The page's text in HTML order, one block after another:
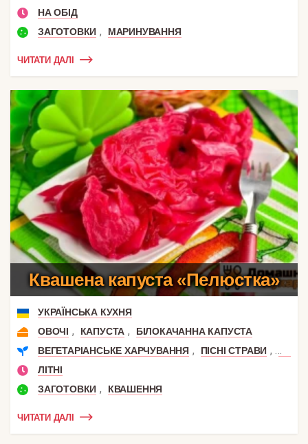
НА ОБІД
ЗАГОТОВКИ , МАРИНУВАННЯ
ЧИТАТИ ДАЛІ
Квашена капуста «Пелюстка»
УКРАЇНСЬКА КУХНЯ
ОВОЧІ , КАПУСТА ,
БІЛОКАЧАННА КАПУСТА
ВЕГЕТАРІАНСЬКЕ ХАРЧУВАННЯ , ПІСНІ СТРАВИ ,
ЛІТНІ
ЗАГОТОВКИ , КВАШЕННЯ
ЧИТАТИ ДАЛІ